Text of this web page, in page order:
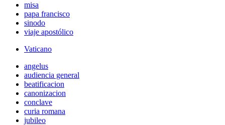
misa
papa francisco
sinodo
viaje apostólico
Vaticano
angelus
audiencia general
beatificacion
canonizacion
conclave
curia romana
jubileo